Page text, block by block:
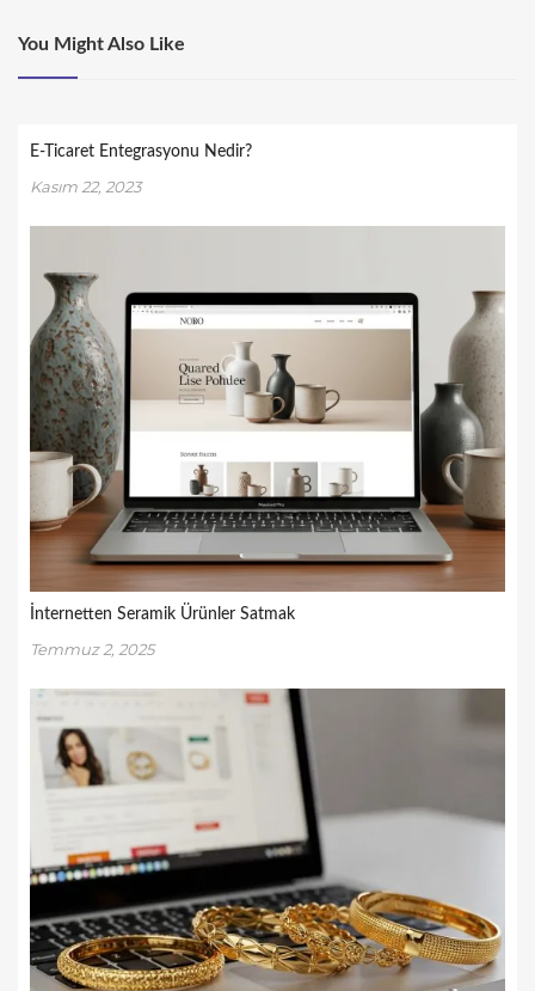
You Might Also Like
E-Ticaret Entegrasyonu Nedir?
Kasım 22, 2023
İnternetten Seramik Ürünler Satmak
Temmuz 2, 2025